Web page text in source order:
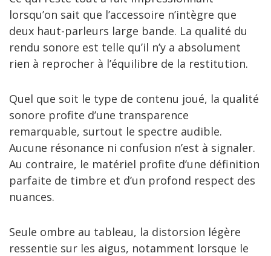
lorsqu’on sait que l’accessoire n’intègre que
deux haut-parleurs large bande. La qualité du
rendu sonore est telle qu’il n’y a absolument
rien à reprocher à l’équilibre de la restitution.
Quel que soit le type de contenu joué, la qualité
sonore profite d’une transparence
remarquable, surtout le spectre audible.
Aucune résonance ni confusion n’est à signaler.
Au contraire, le matériel profite d’une définition
parfaite de timbre et d’un profond respect des
nuances.
Seule ombre au tableau, la distorsion légère
ressentie sur les aigus, notamment lorsque le